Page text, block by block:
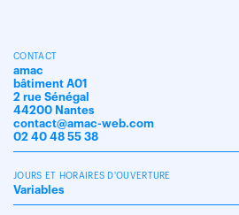
CONTACT
amac
bâtiment A01
2 rue Sénégal
44200 Nantes
contact@amac-web.com
02 40 48 55 38
JOURS ET HORAIRES D'OUVERTURE
Variables